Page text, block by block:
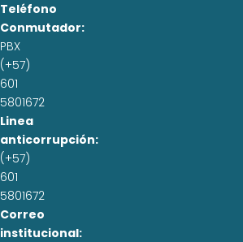
Teléfono
Conmutador:
PBX
(+57)
601
5801672
Linea
anticorrupción:
(+57)
601
5801672
Correo
institucional: